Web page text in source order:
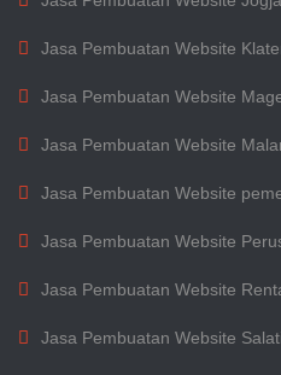
Jasa Pembuatan Website
Jasa Pembuatan Website
Jasa Pembuatan Website
Jasa Pembuatan Website
Jasa Pembuatan Website
Jasa Pembuatan Website
Jasa Pembuatan Website